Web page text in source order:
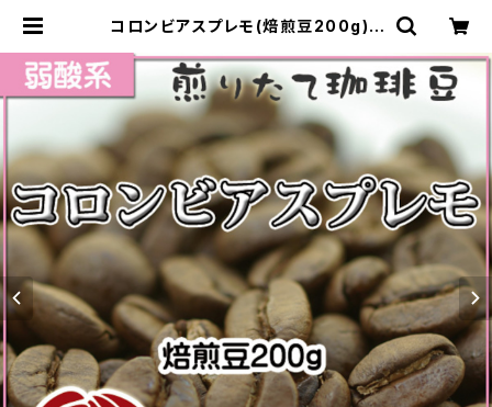
コロンビアスプレモ(焙煎豆200g) |
op